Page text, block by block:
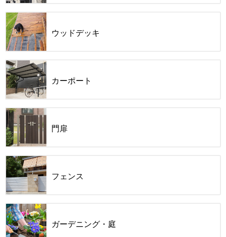
ウッドデッキ
カーポート
門扉
フェンス
ガーデニング・庭